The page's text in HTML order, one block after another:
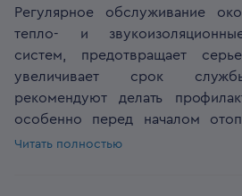
консультирует по выбору и
имеет сертификаты на продукцию
комплектующие;
сотрудничает с
дистрибьюторами;
предоставляет гарантию на
сервисные услуги
Регулярное обслуживание
тепло- и
систем, предотвращает
увеличивает срок
рекомендуют делать
особенно перед началом
Стоимость обслуживания
Читать полностью